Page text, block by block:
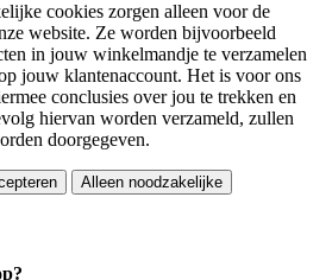
cookies zorgen alleen voor de
website. Ze worden bijvoorbeeld
in jouw winkelmandje te verzamelen
jouw klantenaccount. Het is voor ons
conclusies over jou te trekken en
hiervan worden verzameld, zullen
doorgegeven.
Alleen noodzakelijke